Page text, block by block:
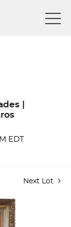
|
EDT
Next Lot